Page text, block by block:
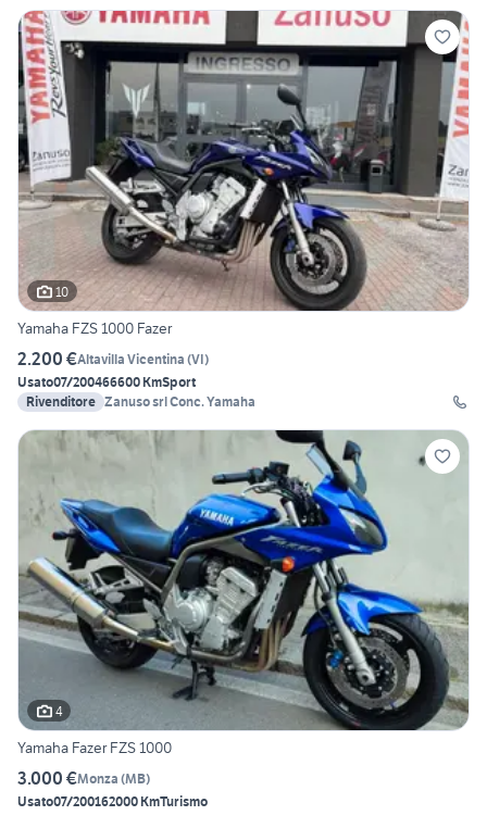
10
Yamaha FZS 1000 Fazer
2.200 €Altavilla Vicentina (VI)
Usato07/200466600 KmSport
Rivenditore Zanuso srl Conc. Yamaha
4
Yamaha Fazer FZS 1000
3.000 €Monza (MB)
Usato07/200162000 KmTurismo